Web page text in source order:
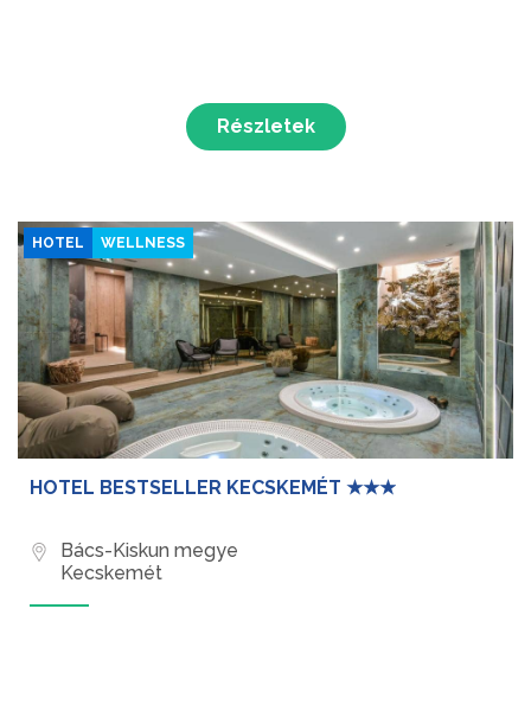
Részletek
HOTEL WELLNESS
HOTEL BESTSELLER KECSKEMÉT ★★★
Bács-Kiskun megye
Kecskemét